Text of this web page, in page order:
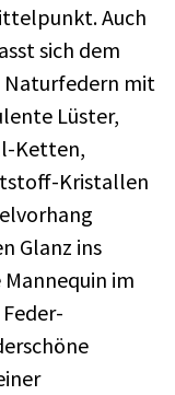
Auch
sich dem
Naturfedern mit
Lüster,
Ketten,
Kristallen
Glanz ins
im